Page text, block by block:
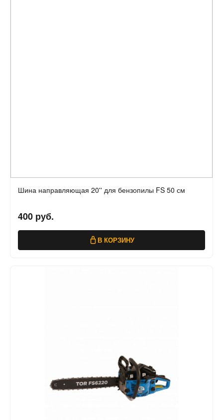
Шина направляющая 20'' для бензопилы FS 50 см
400 руб.
В КОРЗИНУ